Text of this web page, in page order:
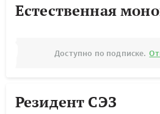
Естественная
Доступно по подписке.
Резидент СЭЗ